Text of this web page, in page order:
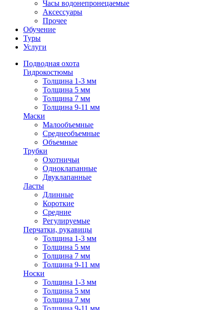
Часы водонепронецаемые
Аксессуары
Прочее
Обучение
Туры
Услуги
Подводная охота
Гидрокостюмы
Толщина 1-3 мм
Толщина 5 мм
Толщина 7 мм
Толщина 9-11 мм
Маски
Малообъемные
Среднеобъемные
Объемные
Трубки
Охотничьи
Одноклапанные
Двуклапанные
Ласты
Длинные
Короткие
Средние
Регулируемые
Перчатки, рукавицы
Толщина 1-3 мм
Толщина 5 мм
Толщина 7 мм
Толщина 9-11 мм
Носки
Толщина 1-3 мм
Толщина 5 мм
Толщина 7 мм
Толщина 9-11 мм